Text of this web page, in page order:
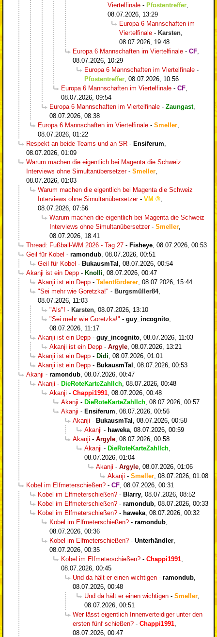
Viertelfinale - Pfostentreffer
08.07.2026, 13:29
Europa 6 Mannschaften im
Viertelfinale - Karsten
08.07.2026, 19:48
Europa 6 Mannschaften im Viertelfinale - CF
08.07.2026, 10:29
Europa 6 Mannschaften im Viertelfinale -
Pfostentreffer 08.07.2026, 10:56
Europa 6 Mannschaften im Viertelfinale - CF
08.07.2026, 09:54
Europa 6 Mannschaften im Viertelfinale - Zaungast,
08.07.2026, 08:38
Europa 6 Mannschaften im Viertelfinale - Smeller
08.07.2026, 01:22
Respekt an beide Teams und an SR - Ensiferum
08.07.2026, 01:09
Warum machen die eigentlich bei Magenta die Schweiz
Interviews ohne Simultanübersetzer- Smeller
08.07.2026, 01:03
Warum machen die eigentlich bei Magenta die Schweiz
Interviews ohne Simultanübersetzer- VM
08.07.2026, 07:56
Warum machen die eigentlich bei Magenta die Schweiz
Interviews ohne Simultanübersetzer- Smeller
08.07.2026, 18:41
Thread: Fußball-WM 2026 - Tag 27 - Fisheye 08.07.2026, 00:53
Geil für Kobel - ramondub 08.07.2026, 00:51
Geil für Kobel - BukausmTal
08.07.2026, 00:54
Akanji ist ein Depp - Knolli 08.07.2026, 00:47
Akanji ist ein Depp - Talentförderer 08.07.2026, 15:44
"Sei mehr wie Goretzka!" - Burgsmüller84,
08.07.2026, 11:03
"Als"! - Karsten 08.07.2026, 13:10
"Sei mehr wie Goretzka!" - guy_incognito
08.07.2026, 11:17
Akanji ist ein Depp - guy_incognito 08.07.2026, 11:03
Akanji ist ein Depp - Argyle 08.07.2026, 13:21
Akanji ist ein Depp - Didi 08.07.2026, 01:01
Akanji ist ein Depp - BukausmTal
08.07.2026, 00:53
Akanji - ramondub 08.07.2026, 00:47
Akanji - DieRoteKarteZahlIch 08.07.2026, 00:48
Akanji - Chappi1991 08.07.2026, 00:48
Akanji - DieRoteKarteZahlIch 08.07.2026, 00:57
Akanji - Ensiferum 08.07.2026, 00:56
Akanji - BukausmTal
08.07.2026, 00:58
Akanji - haweka 08.07.2026, 00:59
Akanji - Argyle 08.07.2026, 00:58
Akanji - DieRoteKarteZahlIch
08.07.2026, 01:04
Akanji - Argyle 08.07.2026, 01:06
Akanji - Smeller 08.07.2026, 01:08
Kobel im Elfmeterschießen? - CF 08.07.2026, 00:31
Kobel im Elfmeterschießen? - Blarry 08.07.2026, 08:52
Kobel im Elfmeterschießen? - ramondub 08.07.2026, 00:33
Kobel im Elfmeterschießen? - haweka 08.07.2026, 00:32
Kobel im Elfmeterschießen? - ramondub
08.07.2026, 00:36
Kobel im Elfmeterschießen? - Unterhändler
08.07.2026, 00:35
Kobel im Elfmeterschießen? - Chappi1991
08.07.2026, 00:45
Und da hält er einen wichtigen - ramondub
08.07.2026, 00:48
Und da hält er einen wichtigen - Smeller
08.07.2026, 00:51
Wer lässt eigentlich Innenverteidiger unter den
ersten fünf schießen? - Chappi1991
08.07.2026, 00:47